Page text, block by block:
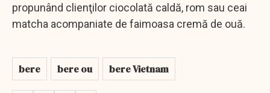
propunând clienţilor ciocolată caldă, rom sau ceai
matcha acompaniate de faimoasa cremă de ouă.
bere bere ou bere Vietnam